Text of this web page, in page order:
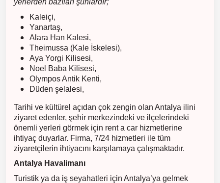
yerlerden bazıları şunlardır;
Kaleiçi,
Yanartaş,
Alara Han Kalesi,
Theimussa (Kale İskelesi),
Aya Yorgi Kilisesi,
Noel Baba Kilisesi,
Olympos Antik Kenti,
Düden şelalesi,
Tarihi ve kültürel açıdan çok zengin olan Antalya ilini
ziyaret edenler, şehir merkezindeki ve ilçelerindeki
önemli yerleri görmek için rent a car hizmetlerine
ihtiyaç duyarlar. Firma, 7/24 hizmetleri ile tüm
ziyaretçilerin ihtiyacını karşılamaya çalışmaktadır.
Antalya Havalimanı
Turistik ya da iş seyahatleri için Antalya’ya gelmek